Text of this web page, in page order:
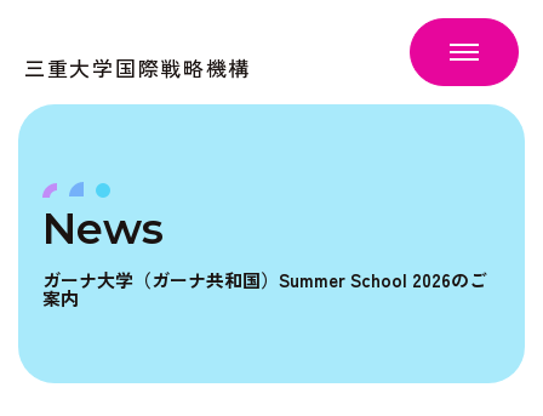
三重大学国際戦略機構
News
ガーナ大学（ガーナ共和国）Summer School 2026のご
案内